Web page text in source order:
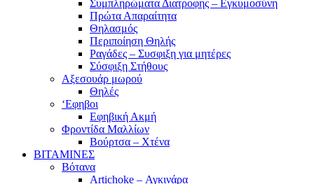
Συμπληρώματα Διατροφης – Εγκυμοσύνη
Πρώτα Απαραίτητα
Θηλασμός
Περιποίηση Θηλής
Ραγάδες – Συσφιξη για μητέρες
Σύσφιξη Στήθους
Αξεσουάρ μωρού
Θηλές
‘Εφηβοι
Εφηβική Ακμή
Φροντίδα Μαλλίων
Βούρτσα – Χτένα
ΒΙΤΑΜΙΝΕΣ
Βότανα
Artichoke – Αγκινάρα